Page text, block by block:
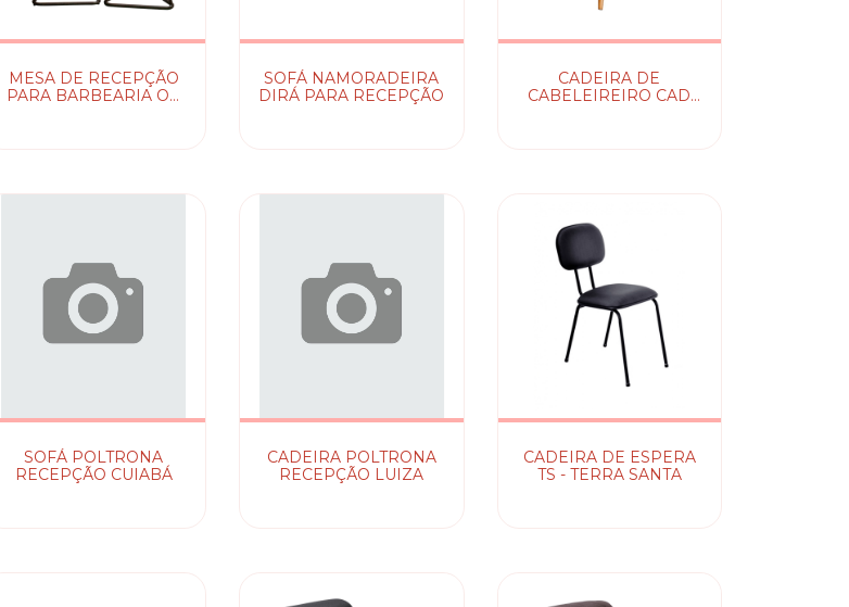
MESA DE RECEPÇÃO
PARA BARBEARIA OU
SOFÁ NAMORADEIRA
DIRÁ PARA RECEPÇÃO
CADEIRA DE
CABELEIREIRO CAD
SOFÁ POLTRONA
RECEPÇÃO CUIABÁ
CADEIRA POLTRONA
RECEPÇÃO LUIZA
CADEIRA DE ESPERA
TS - TERRA SANTA